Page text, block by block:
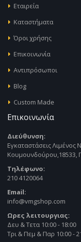
Εταιρεία
Καταστήματα
Όροι χρήσης
Επικοινωνία
Αντιπρόσωποι
Blog
Custom Made
Επικοινωνία
Διεύθυνση:
Εγκαταστάσεις Λιμένος
Κουμουνδούρου,18533,
Τηλέφωνο:
210 4120064
Email:
info@vmgshop.com
Ωρες λειτουργιας:
Δευ & Τετα 10:00 - 18:00
Τρι & Πεμ & Παρ 10:00 -